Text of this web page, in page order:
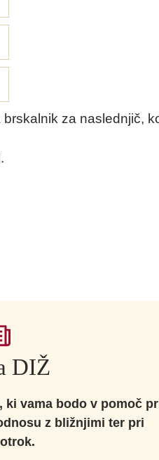
za naslednjič,
DIŽ
ki vama bodo v pomoč
z bližnjimi ter pri